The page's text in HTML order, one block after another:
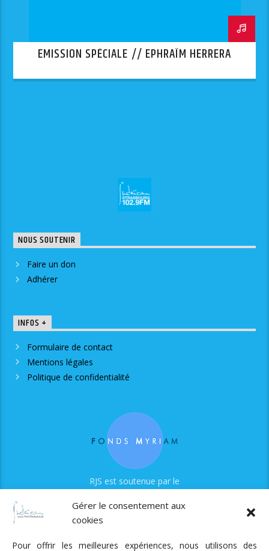
Gérer le consentement aux
cookies
Pour offrir les meilleures expériences, nous utilisons des
EMISSION SPÉCIALE // EPHRAÏM HERRERA
NOUS SOUTENIR
Faire un don
Adhérer
INFOS +
Formulaire de contact
Mentions légales
Politique de confidentialité
RJS est soutenue par le